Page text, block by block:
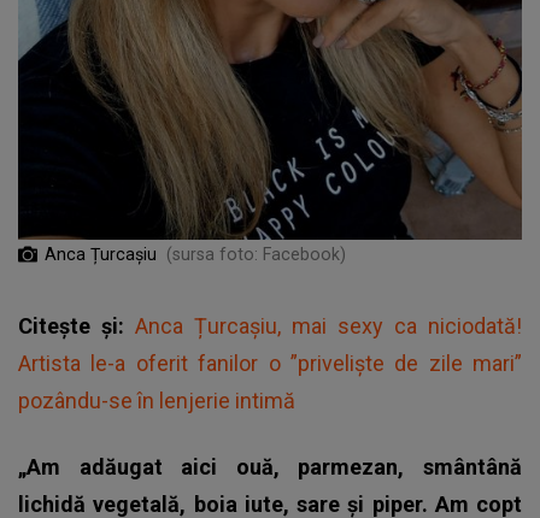
Anca Țurcașiu (sursa foto: Facebook)
Citește și: Anca Țurcașiu, mai sexy ca niciodată!
Artista le-a oferit fanilor o ”priveliște de zile mari”
pozându-se în lenjerie intimă
„Am adăugat aici ouă, parmezan, smântână
lichidă vegetală, boia iute, sare și piper. Am copt